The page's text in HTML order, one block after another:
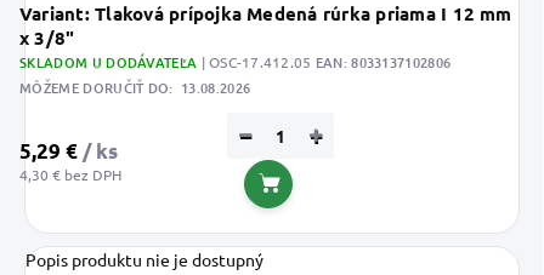
Variant: Tlaková prípojka Medená rúrka priama I 12 mm
x 3/8"
SKLADOM U DODÁVATEĽA | OSC-17.412.05 EAN:8033137102806
MÔŽEME DORUČIŤ DO: 13.08.2026
5,29 € / ks
4,30 € bez DPH
+
−
Do košíka
Popis produktu nie je dostupný